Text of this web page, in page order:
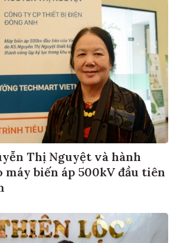
Thị Nguyệt và hành
biến áp 500kV đầu tiên